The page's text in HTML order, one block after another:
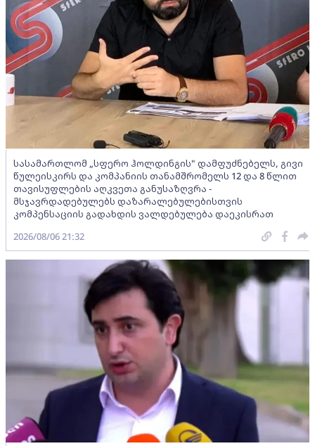
სასამართლომ „სფერო ჰოლდინგის" დამფუძნებელს, გივი
წულეისკირს და კომპანიის თანამშრომელს 12 და 8 წლით
თავისუფლების აღკვეთა განუსაზღვრა -
მსჯავრდადებულებს დაზარალებულებისთვის
კომპენსაციის გადახდის ვალდებულება დაეკისრათ
2026/08/06 21:32